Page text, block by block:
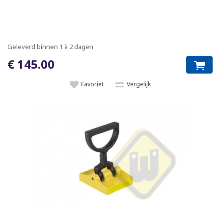
Geleverd binnen 1 à 2 dagen
€ 145.00
Favoriet Vergelijk